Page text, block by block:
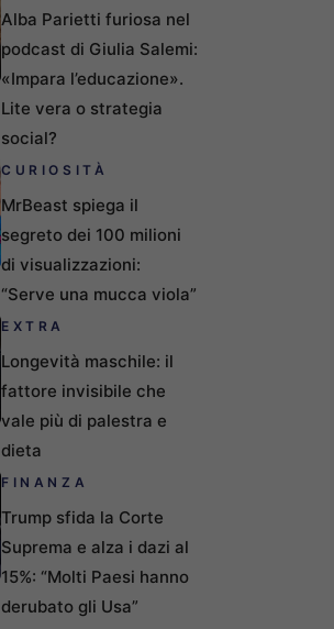
Alba Parietti furiosa nel
podcast di Giulia Salemi:
«Impara l’educazione».
Lite vera o strategia
social?
CURIOSITÀ
MrBeast spiega il
segreto dei 100 milioni
di visualizzazioni:
“Serve una mucca viola”
EXTRA
Longevità maschile: il
fattore invisibile che
vale più di palestra e
dieta
FINANZA
Trump sfida la Corte
Suprema e alza i dazi al
15%: “Molti Paesi hanno
derubato gli Usa”